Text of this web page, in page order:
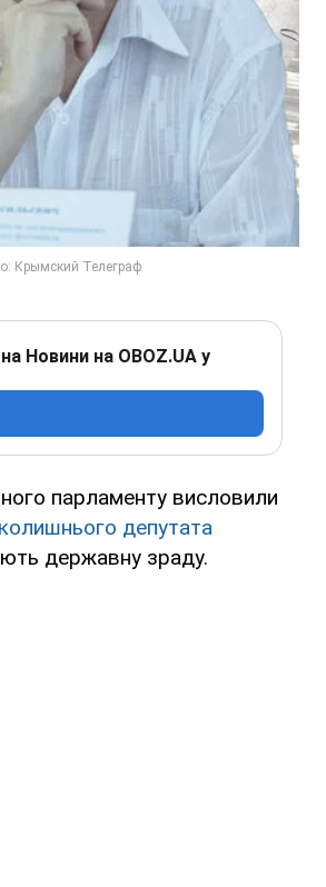
Новини на OBOZ.UA у
парламенту висловили
депутата
державну зраду.